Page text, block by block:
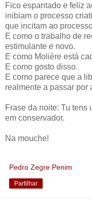
Fico espantado e feliz
inibiam o processo
que incitam ao
E como o trabalho de
estimulante e novo.
E como Molière está
E como gosto disso.
E como parece que a
realmente a passar por
Frase da noite: Tu tens
em conservador.
Na mouche!
Pedro Zegre Penim
Partilhar